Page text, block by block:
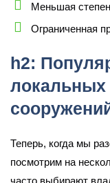
Меньшая
Ограниченная
h2:
локальных
Теперь, когда мы
посмотрим на